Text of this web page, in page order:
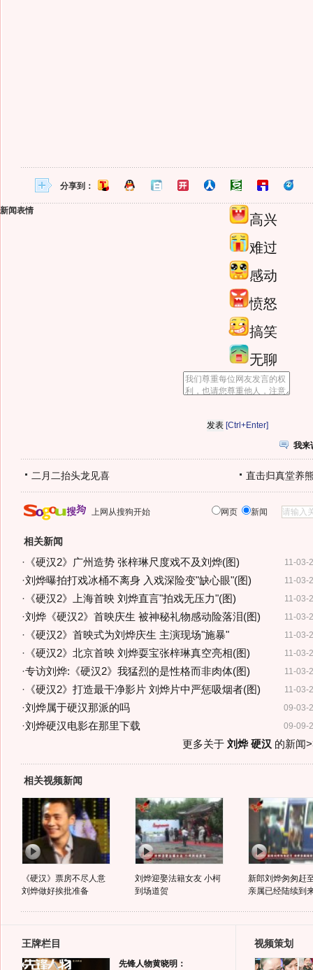
分享到：
新闻表情
高兴
难过
感动
愤怒
搞笑
无聊
[Ctrl+Enter]
我来
二月二抬头龙见喜 直击归真堂养
上网从搜狗开始 网页 新闻
相关新闻
11-03-
· 《硬汉2》广州造势 张梓琳尺度戏不及刘烨(图)
11-03-
·刘烨曝拍打戏冰桶不离身 入戏深险变"缺心眼"(图)
11-03-
· 《硬汉2》上海首映 刘烨直言"拍戏无压力"(图)
11-03-
·刘烨《硬汉2》首映庆生 被神秘礼物感动险落泪(图)
11-03-
· 《硬汉2》首映式为刘烨庆生 主演现场"施暴"
11-03-
· 《硬汉2》北京首映 刘烨耍宝张梓琳真空亮相(图)
11-03-
·专访刘烨:《硬汉2》我猛烈的是性格而非肉体(图)
11-03-
· 《硬汉2》打造最干净影片 刘烨片中严惩吸烟者(图)
09-03-
·刘烨属于硬汉那派的吗
09-09-
·刘烨硬汉电影在那里下载
更多关于 刘烨 硬汉 的新闻
相关视频新闻
《硬汉》票房不尽人意
刘烨做好挨批准备
刘烨迎娶法籍女友 小柯
到场道贺
新郎刘烨匆匆赶
亲属已经陆续到
王牌栏目
先锋人物黄晓明：
视频策划